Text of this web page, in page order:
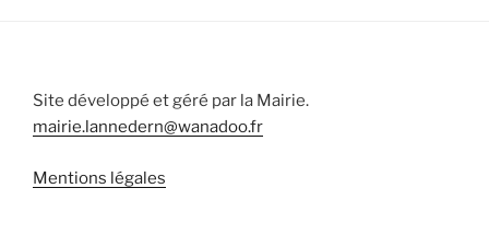
Site développé et géré par la Mairie.
mairie.lannedern@wanadoo.fr
Mentions légales